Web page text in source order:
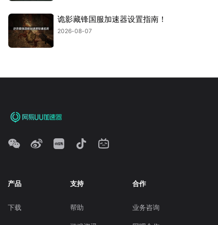
诡影藏锋国服加速器设置指南！
2026-08-07
产品
下载
支持
帮助
合作
业务咨询